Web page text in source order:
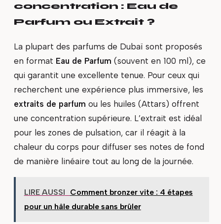
concentration : Eau de
Parfum ou Extrait ?
La plupart des parfums de Dubaï sont proposés
en format Eau de Parfum (souvent en 100 ml), ce
qui garantit une excellente tenue. Pour ceux qui
recherchent une expérience plus immersive, les
extraits de parfum ou les huiles (Attars) offrent
une concentration supérieure. L’extrait est idéal
pour les zones de pulsation, car il réagit à la
chaleur du corps pour diffuser ses notes de fond
de manière linéaire tout au long de la journée.
LIRE AUSSI
Comment bronzer vite : 4 étapes
pour un hâle durable sans brûler